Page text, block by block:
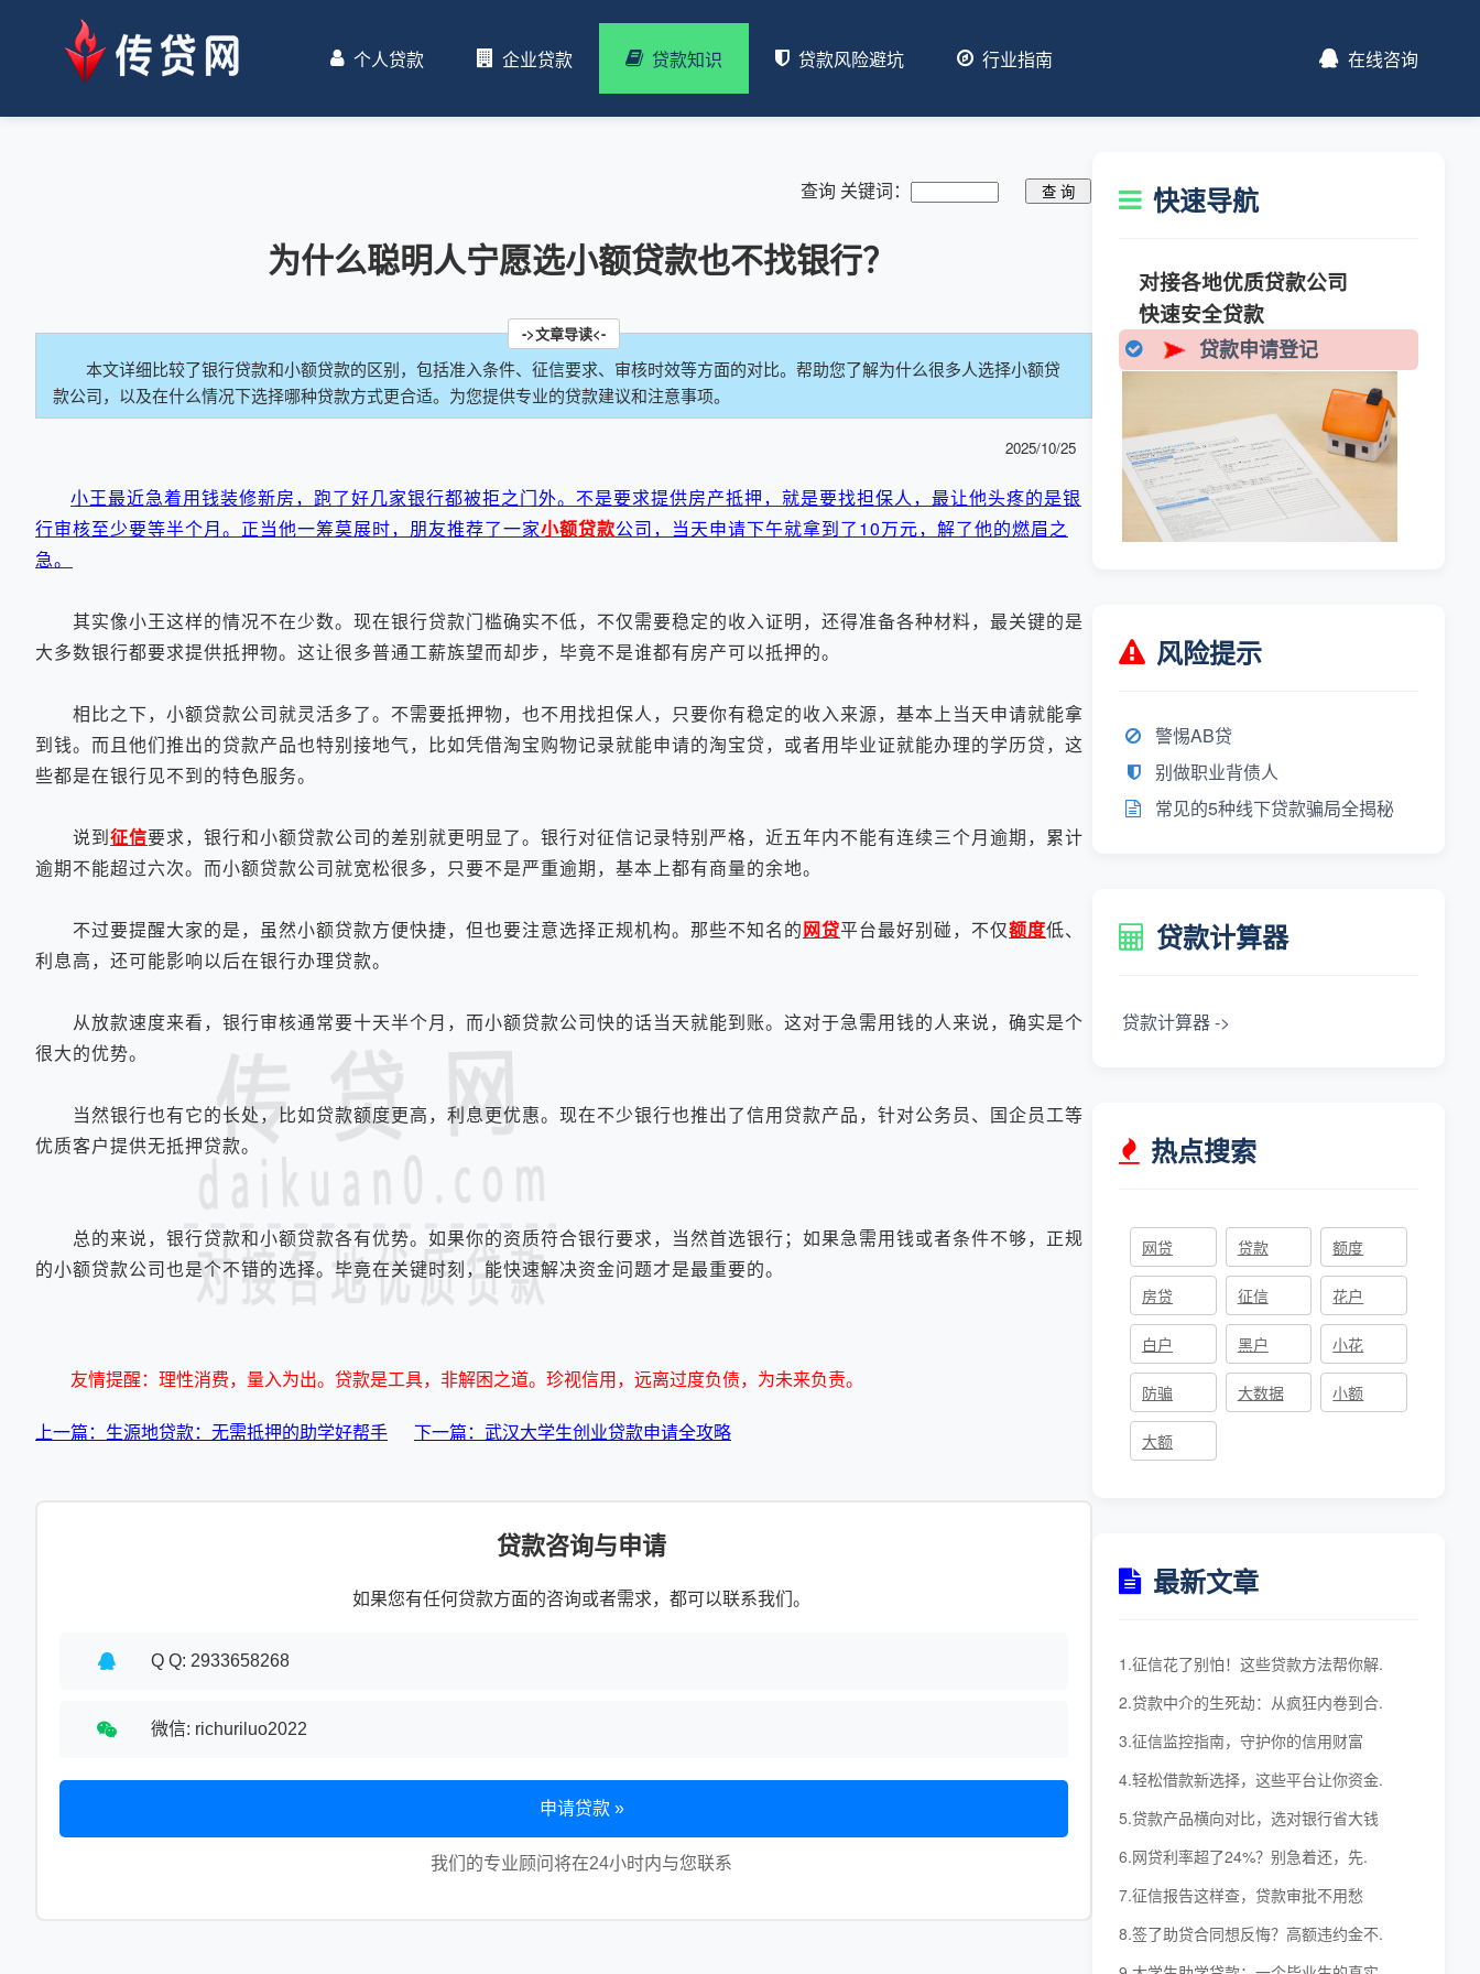
个人贷款 企业贷款 贷款知识 贷款风险避坑 行业指南 在线咨询
查询 关键词：
为什么聪明人宁愿选小额贷款也不找银行？
本文详细比较了银行贷款和小额贷款的区别，包括准入条件、征信要求、审核时效等方面的对比。帮助您了解为什么很多人选择小额贷
款公司，以及在什么情况下选择哪种贷款方式更合适。为您提供专业的贷款建议和注意事项。
2025/10/25
小王最近急着用钱装修新房，跑了好几家银行都被拒之门外。不是要求提供房产抵押，就是要找担保人，最让他头疼的是银
行审核至少要等半个月。正当他一筹莫展时，朋友推荐了一家小额贷款公司，当天申请下午就拿到了10万元，解了他的燃眉之
急。
其实像小王这样的情况不在少数。现在银行贷款门槛确实不低，不仅需要稳定的收入证明，还得准备各种材料，最关键的是
大多数银行都要求提供抵押物。这让很多普通工薪族望而却步，毕竟不是谁都有房产可以抵押的。
相比之下，小额贷款公司就灵活多了。不需要抵押物，也不用找担保人，只要你有稳定的收入来源，基本上当天申请就能拿
到钱。而且他们推出的贷款产品也特别接地气，比如凭借淘宝购物记录就能申请的淘宝贷，或者用毕业证就能办理的学历贷，这
些都是在银行见不到的特色服务。
说到征信要求，银行和小额贷款公司的差别就更明显了。银行对征信记录特别严格，近五年内不能有连续三个月逾期，累计
逾期不能超过六次。而小额贷款公司就宽松很多，只要不是严重逾期，基本上都有商量的余地。
不过要提醒大家的是，虽然小额贷款方便快捷，但也要注意选择正规机构。那些不知名的网贷平台最好别碰，不仅额度低、
利息高，还可能影响以后在银行办理贷款。
从放款速度来看，银行审核通常要十天半个月，而小额贷款公司快的话当天就能到账。这对于急需用钱的人来说，确实是个
很大的优势。
当然银行也有它的长处，比如贷款额度更高，利息更优惠。现在不少银行也推出了信用贷款产品，针对公务员、国企员工等
优质客户提供无抵押贷款。
总的来说，银行贷款和小额贷款各有优势。如果你的资质符合银行要求，当然首选银行；如果急需用钱或者条件不够，正规
的小额贷款公司也是个不错的选择。毕竟在关键时刻，能快速解决资金问题才是最重要的。
友情提醒：理性消费，量入为出。贷款是工具，非解困之道。珍视信用，远离过度负债，为未来负责。
上一篇：生源地贷款：无需抵押的助学好帮手 下一篇：武汉大学生创业贷款申请全攻略
贷款咨询与申请
如果您有任何贷款方面的咨询或者需求，都可以联系我们。
Q Q: 2933658268
微信: richuriluo2022
申请贷款 »
我们的专业顾问将在24小时内与您联系
快速导航
对接各地优质贷款公司
快速安全贷款
贷款申请登记
风险提示
警惕AB贷
别做职业背债人
常见的5种线下贷款骗局全揭秘
贷款计算器
贷款计算器 ->
热点搜索
网贷 贷款 额度
房贷 征信 花户
白户 黑户 小花
防骗 大数据 小额
大额
最新文章
1.征信花了别怕！这些贷款方法帮你解.
2.贷款中介的生死劫：从疯狂内卷到合.
3.征信监控指南，守护你的信用财富
4.轻松借款新选择，这些平台让你资金.
5.贷款产品横向对比，选对银行省大钱
6.网贷利率超了24%？别急着还，先.
7.征信报告这样查，贷款审批不用愁
8.签了助贷合同想反悔？高额违约金不.